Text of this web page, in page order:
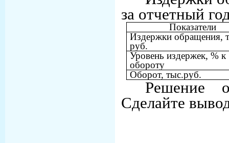
за отчетный
Показатели
Издержки обращения,
руб.
Уровень издержек, % к
обороту
Оборот, тыс.руб.
Решение
Сделайте